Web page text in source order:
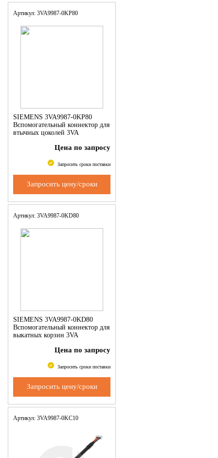
Артикул: 3VA9987-0KP80
SIEMENS 3VA9987-0KP80
Вспомогательный коннектор для
втычных цоколей 3VA
Цена по запросу
Запросить сроки поставки
Запросить цену/сроки
Артикул: 3VA9987-0KD80
SIEMENS 3VA9987-0KD80
Вспомогательный коннектор для
выкатных корзин 3VA
Цена по запросу
Запросить сроки поставки
Запросить цену/сроки
Артикул: 3VA9987-0KC10